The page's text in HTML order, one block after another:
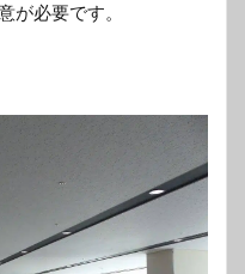
が必要です。